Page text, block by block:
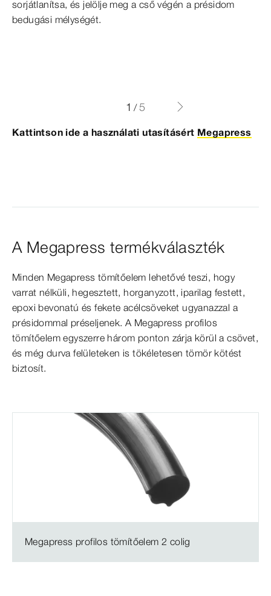
sorjátlanítsa, és jelölje meg a cső végén a présidom
bedugási mélységét.
Pressgun-Press Booster segítségével. (a Pressgun 2
préslökete szükséges)
préskötés-technika nemcsak biztonságosabb és
könnyebb, hanem gazdaságosabb is, mint a
1 /5
Kattintson ide a használati utasításért Megapress
A Megapress termékválaszték
Minden Megapress tömítőelem lehetővé teszi, hogy
varrat nélküli, hegesztett, horganyzott, iparilag festett,
epoxi bevonatú és fekete acélcsöveket ugyanazzal a
présidommal préseljenek. A Megapress profilos
tömítőelem egyszerre három ponton zárja körül a csövet,
és még durva felületeken is tökéletesen tömör kötést
biztosít.
Megapress profilos tömítőelem 2 colig